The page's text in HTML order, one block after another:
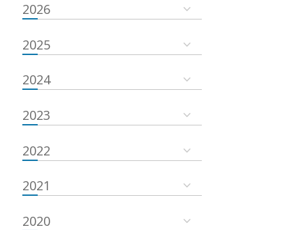
2026
2025
2024
2023
2022
2021
2020